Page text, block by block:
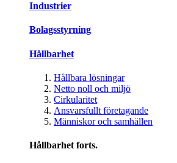
Industrier
Bolagsstyrning
Hållbarhet
Hållbara lösningar
Netto noll och miljö
Cirkularitet
Ansvarsfullt företagande
Människor och samhällen
Hållbarhet forts.